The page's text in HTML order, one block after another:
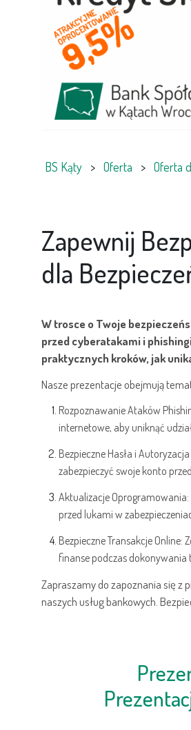
Previous
BS Kąty > Oferta > Oferta
Zapewnij
dla
W trosce o Twoje
przed cyberatakami i
praktycznych kroków, jak
Nasze prezentacje obejmują
Rozpoznawanie Ataków
internetowe, aby uniknąć
Bezpieczne Hasła i
zabezpieczyć swoje konto
Aktualizacje
przed lukami w
Bezpieczne Transakcje
finanse podczas dokonywania
Zapraszamy do zapoznania się z
naszych usług bankowych.